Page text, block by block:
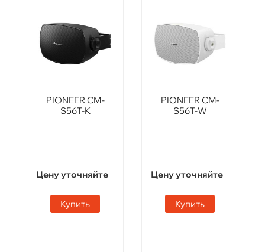
PIONEER CM-
S56T-K
Цену уточняйте
Купить
PIONEER CM-
S56T-W
Цену уточняйте
Купить